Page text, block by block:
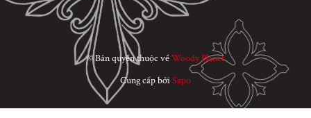
© Bản quyền thuộc vềWoody Planet
Cung cấp bởiSapo